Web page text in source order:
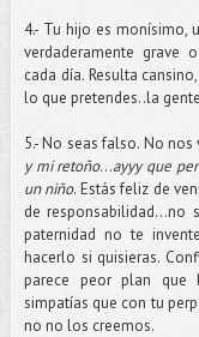
4.- Tu hijo es monísimo,
verdaderamente grave
cada día. Resulta
lo que pretendes..la
5.- No seas falso. No nos
y mi retoño…ayyy que
un niño. Estás feliz de
de responsabilidad…no
paternidad no te
hacerlo si quisieras.
parece peor plan que
simpatías que con tu
no no los creemos.